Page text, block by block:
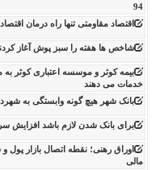
94
اقتصاد مقاومتی تنها راه درمان
شاخص ها هفته را سبز پوش آغاز
بیمه کوثر و موسسه اعتباری کوثر به
خدمات می دهند
بانک شهر هیچ گونه وابستگی به
برای بانک شدن لازم باشد افزایش
اوراق رهنی؛ نقطه اتصال بازار پول و
مالی